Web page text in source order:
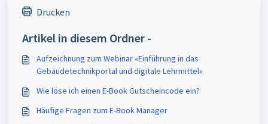
Drucken
Artikel in diesem Ordner -
Aufzeichnung zum Webinar «Einführung in das
Gebäudetechnikportal und digitale Lehrmittel»
Wie löse ich einen E-Book Gutscheincode ein?
Häufige Fragen zum E-Book Manager